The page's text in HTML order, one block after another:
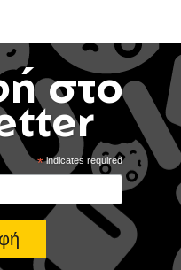
στο
*indicates required